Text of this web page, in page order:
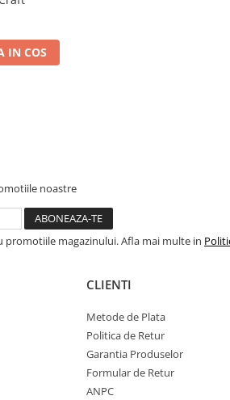
IN COS
noastre
promotiile magazinului. Afla mai multe in
CLIENTI
Metode de Plata
Politica de Retur
Garantia Produselor
Formular de Retur
ANPC